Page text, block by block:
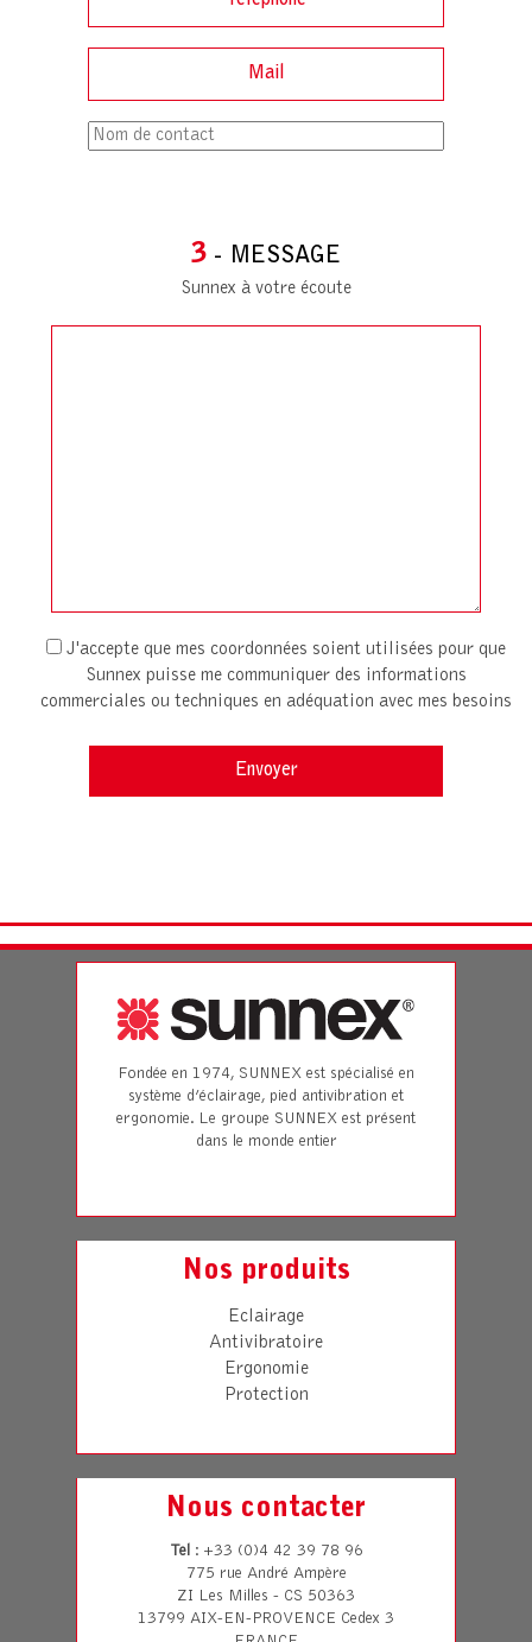
3 - MESSAGE
Sunnex à votre écoute
J'accepte que mes coordonnées soient utilisées pour que
Sunnex puisse me communiquer des informations
commerciales ou techniques en adéquation avec mes besoins
Fondée en 1974, SUNNEX est spécialisé en
système d’éclairage, pied antivibration et
ergonomie. Le groupe SUNNEX est présent
dans le monde entier
Nos produits
Eclairage
Antivibratoire
Ergonomie
Protection
Nous contacter
Tel: +33 (0)4 42 39 78 96
775 rue André Ampère
ZI Les Milles - CS 50363
13799 AIX-EN-PROVENCE Cedex 3